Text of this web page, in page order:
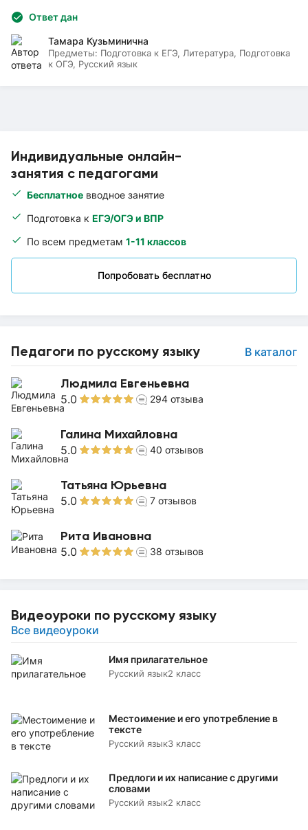
Индивидуальные онлайн-
занятия с педагогами
Бесплатное вводное занятие
Подготовка к ЕГЭ/ОГЭ и ВПР
По всем предметам 1-11 классов
Попробовать бесплатно
Педагоги по русскому языку В каталог
Людмила Евгеньевна
5.0 294 отзыва
Галина Михайловна
5.0 40 отзывов
Татьяна Юрьевна
5.0 7 отзывов
Рита Ивановна
5.0 38 отзывов
Видеоуроки по русскому языку
Все видеоуроки
Имя прилагательное
Русский язык2 класс
Местоимение и его употребление в
тексте
Русский язык3 класс
Предлоги и их написание с другими
словами
Русский язык2 класс
Ответ дан
Тамара Кузьминична
Предметы: Подготовка к ЕГЭ, Литература, Подготовка
к ОГЭ, Русский язык